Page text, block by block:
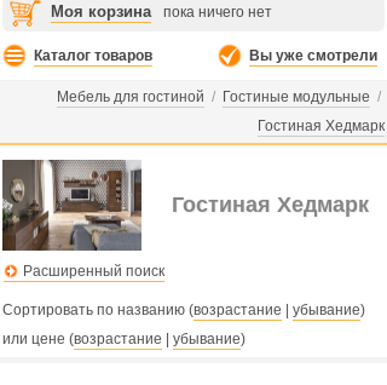
Моя корзина пока ничего нет
Каталог товаров Вы уже смотрели
Мебель для гостиной / Гостиные модульные /
Гостиная Хедмарк
Гостиная Хедмарк
Расширенный поиск
Сортировать по названию (возрастание убывание)
или цене (возрастание убывание)